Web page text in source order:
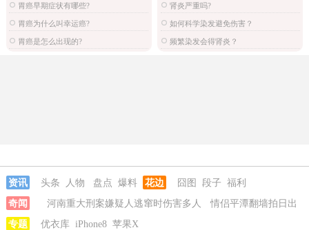
胃癌早期症状有哪些?
胃癌为什么叫幸运癌?
胃癌是怎么出现的?
肾炎严重吗?
如何科学染发避免伤害？
频繁染发会得肾炎？
资讯 头条 人物 盘点 爆料 花边 囧图 段子 福利
奇闻
河南重大刑案嫌疑人逃窜时伤害多人
情侣平潭翻墙拍日出
坠崖
专题 优衣库 iPhone8 苹果X